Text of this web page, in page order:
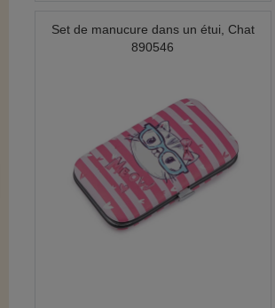
Set de manucure dans un étui, Chat
890546